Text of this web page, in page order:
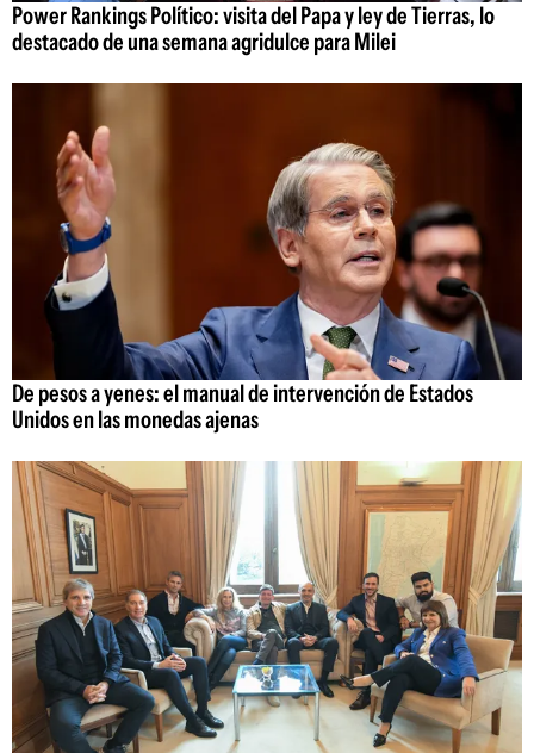
Power Rankings Político: visita del Papa y ley de Tierras, lo
destacado de una semana agridulce para Milei
De pesos a yenes: el manual de intervención de Estados
Unidos en las monedas ajenas